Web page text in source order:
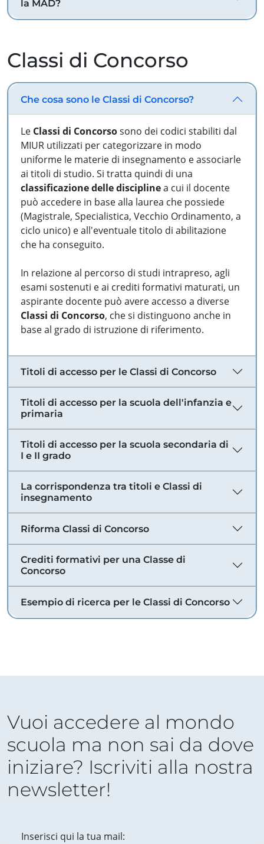
la MAD?
Classi di Concorso
Che cosa sono le Classi di Concorso?
Le Classi di Concorsosono dei codici stabiliti dal
MIUR utilizzati per categorizzare in modo
uniforme le materie di insegnamento e associarle
ai titoli di studio. Si tratta quindi di una
classificazione delle disciplinea cui il docente
può accedere in base alla laurea che possiede
(Magistrale, Specialistica, Vecchio Ordinamento, a
ciclo unico) e all'eventuale titolo di abilitazione
che ha conseguito.
In relazione al percorso di studi intrapreso, agli
esami sostenuti e ai crediti formativi maturati, un
aspirante docente può avere accesso a diverse
Classi di Concorso, che si distinguono anche in
base al grado di istruzione di riferimento.
Titoli di accesso per le Classi di Concorso
Titoli di accesso per la scuola dell'infanzia e
primaria
Titoli di accesso per la scuola secondaria di
I e II grado
La corrispondenza tra titoli e Classi di
insegnamento
Riforma Classi di Concorso
Crediti formativi per una Classe di
Concorso
Esempio di ricerca per le Classi di Concorso
Vuoi accedere al mondo
scuola ma non sai da dove
iniziare? Iscriviti alla nostra
newsletter!
Inserisci qui la tua mail: